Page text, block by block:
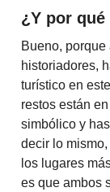
¿Y por
Bueno,
historiadores,
turístico en
restos están
simbólico y
decir lo
los lugares
es que ambos